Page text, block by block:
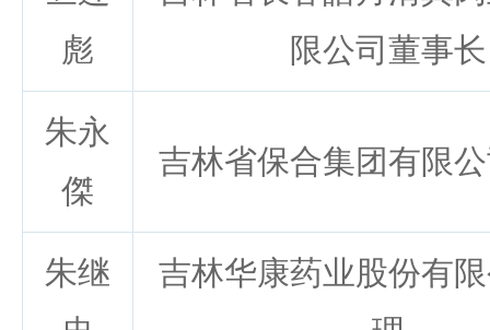
彪
限公司董事长
朱永
傑
吉林省保合集团有限
朱继
吉林华康药业股份有